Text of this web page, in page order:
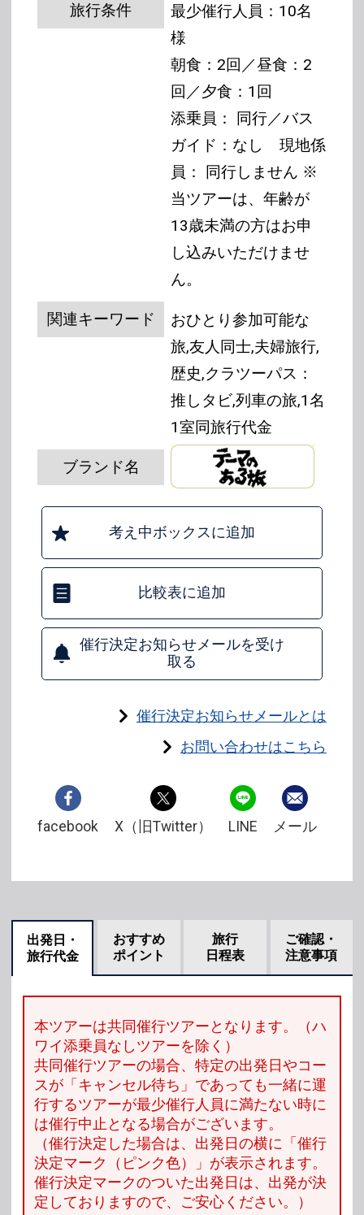
旅行条件
最少催行人員：10名
様
朝食：2回／昼食：2
回／夕食：1回
添乗員： 同行／バス
ガイド：なし
現地係
員： 同行しません ※
当ツアーは、年齢が
13歳未満の方はお申
し込みいただけませ
ん。
関連キーワード
おひとり参加可能な
旅,友人同士,夫婦旅行,
歴史,クラツーパス：
推しタビ,列車の旅,1名
1室同旅行代金
ブランド名
考え中ボックスに追加
比較表に追加
催行決定お知らせメールを受け
取る
催行決定お知らせメールとは
お問い合わせはこちら
facebook X（旧Twitter） LINE メール
出発日・
旅行代金
おすすめ
ポイント
旅行
日程表
ご確認・
注意事項
本ツアーは共同催行ツアーとなります。（ハ
ワイ添乗員なしツアーを除く）
共同催行ツアーの場合、特定の出発日やコー
スが「キャンセル待ち」であっても一緒に運
行するツアーが最少催行人員に満たない時に
は催行中止となる場合がございます。
（催行決定した場合は、出発日の横に「催行
決定マーク（ピンク色）」が表示されます。
催行決定マークのついた出発日は、出発が決
定しておりますので、ご安心ください。）